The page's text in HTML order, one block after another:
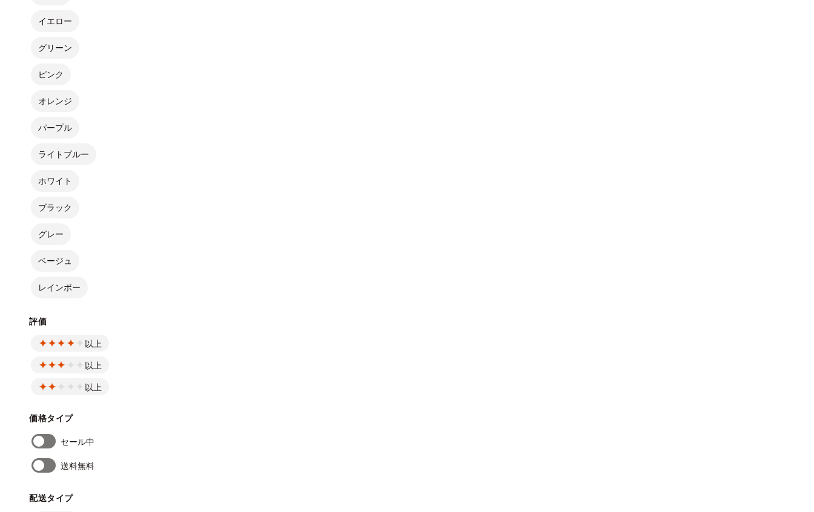
イエロー
グリーン
ピンク
オレンジ
パープル
ライトブルー
ホワイト
ブラック
グレー
ベージュ
レインボー
評価
以上
以上
以上
価格タイプ
セール中
送料無料
配送タイプ